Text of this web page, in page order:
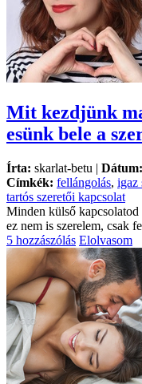
Mit kezdjünk
esünk bele a
Írta: skarlat-betu | Dátum:
Címkék: fellángolás, igaz
tartós szeretői kapcsolat
Minden külső kapcsolatod
ez nem is szerelem, csak
5 hozzászólás Elolvasom